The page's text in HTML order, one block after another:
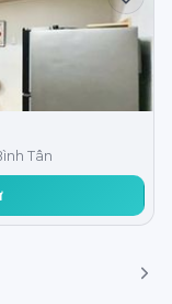
Tân